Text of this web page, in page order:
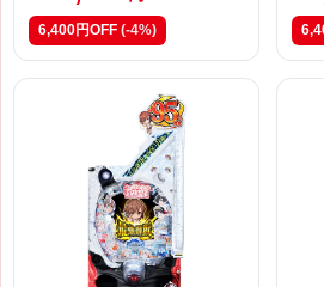
6,400円OFF (-4%)